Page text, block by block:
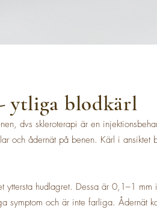
ytliga blodkärl
dvs skleroterapi är en
och ådernät på benen. Kärl i ansiktet
hudlagret. Dessa är 0,1–1 mm
symptom och är inte farliga. Ådernät